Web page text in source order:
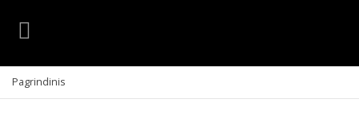
Pagrindinis